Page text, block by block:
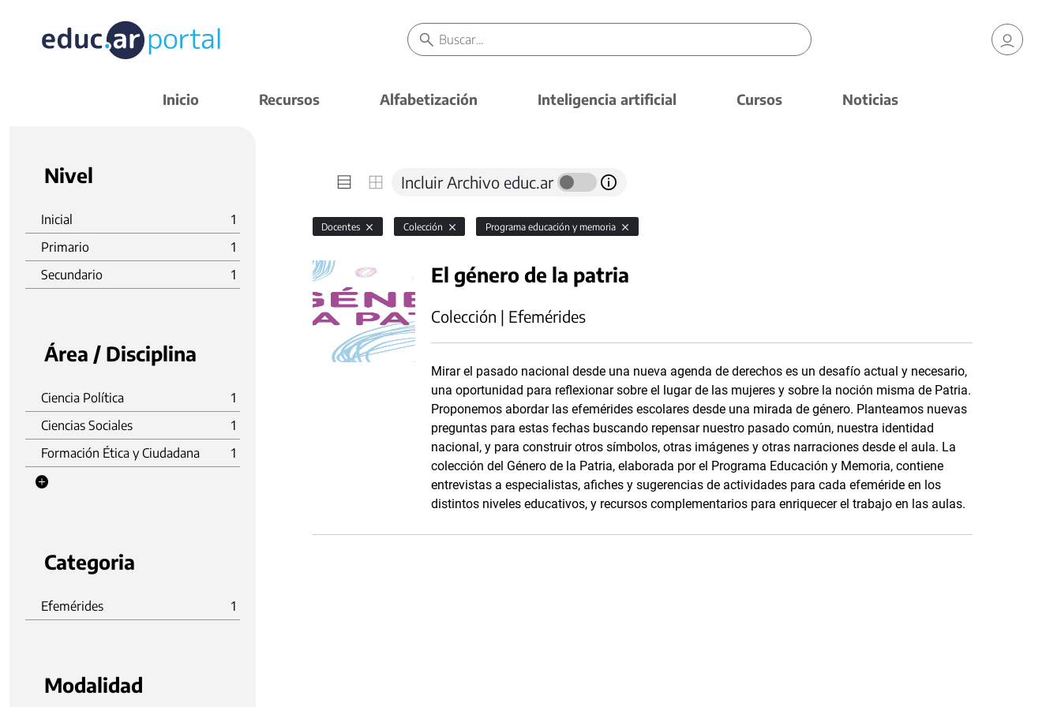
Inicio Recursos Alfabetización Inteligencia artificial Cursos Noticias
Nivel
Inicial
1
Primario
1
Secundario
1
Área / Disciplina
Ciencia Política
1
Ciencias Sociales
1
Formación Ética y Ciudadana
1
Categoria
Efemérides 1
Modalidad
Incluir Archivo educ.ar
Docentes Colección Programa educación y memoria
El género de la patria
Colección | Efemérides
Mirar el pasado nacional desde una nueva agenda de derechos es un desafío actual y necesario,
una oportunidad para reflexionar sobre el lugar de las mujeres y sobre la noción misma de Patria.
Proponemos abordar las efemérides escolares desde una mirada de género. Planteamos nuevas
preguntas para estas fechas buscando repensar nuestro pasado común, nuestra identidad
nacional, y para construir otros símbolos, otras imágenes y otras narraciones desde el aula. La
colección del Género de la Patria, elaborada por el Programa Educación y Memoria, contiene
entrevistas a especialistas, afiches y sugerencias de actividades para cada efeméride en los
distintos niveles educativos, y recursos complementarios para enriquecer el trabajo en las aulas.